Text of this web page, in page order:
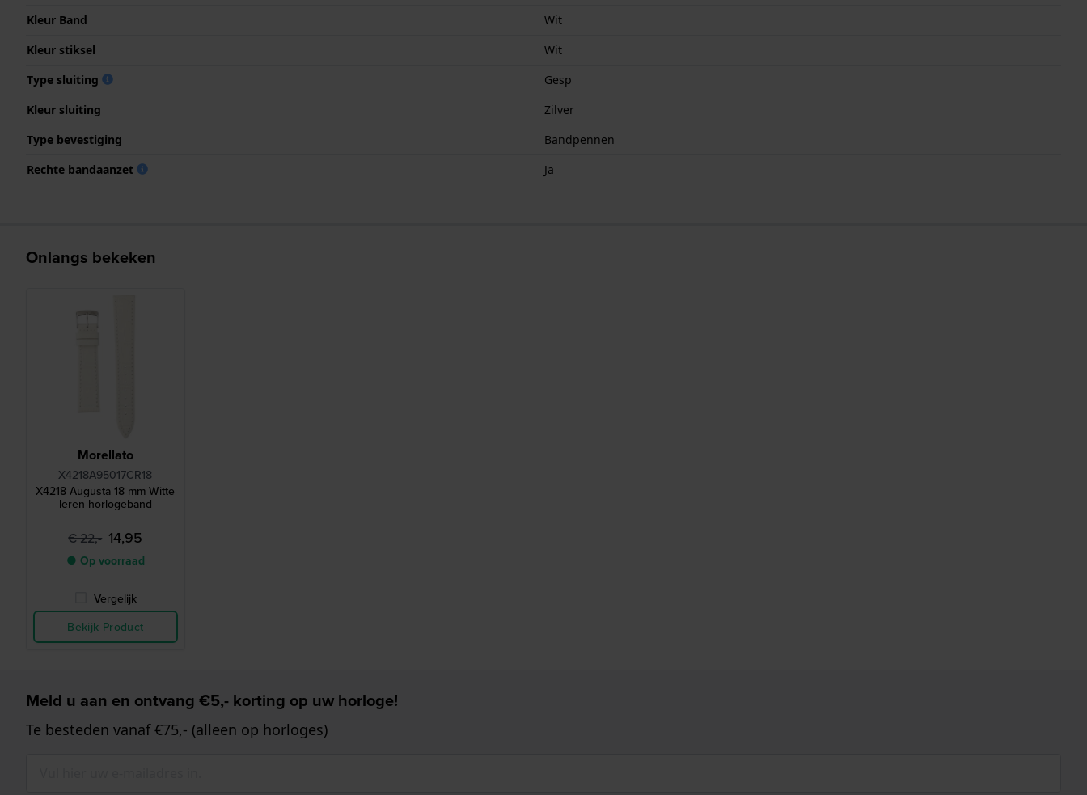
Kleur Band
Wit
Kleur stiksel
Wit
Type sluiting
Gesp
Kleur sluiting
Zilver
Type bevestiging
Bandpennen
Rechte bandaanzet
Ja
Onlangs bekeken
Morellato
X4218A95017CR18
X4218 Augusta 18 mm Witte
leren horlogeband
€ 22,- 14,95
● Op voorraad
Vergelijk
Bekijk Product
Meld u aan en ontvang €5,- korting op uw horloge!
Te besteden vanaf €75,- (alleen op horloges)